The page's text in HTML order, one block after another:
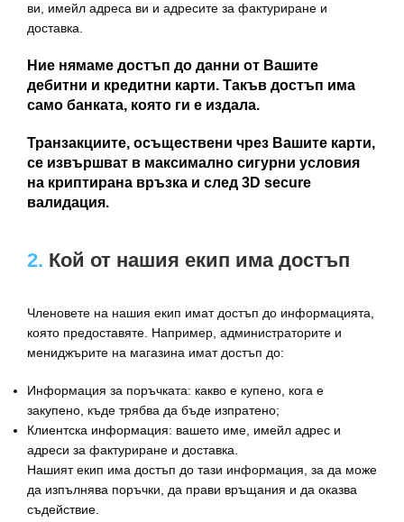
ви, имейл адреса ви и адресите за фактуриране и
доставка.
Ние нямаме достъп до данни от Вашите
дебитни и кредитни карти. Такъв достъп има
само банката, която ги е издала.
Транзакциите, осъществени чрез Вашите карти,
се извършват в максимално сигурни условия
на криптирана връзка и след 3D secure
валидация.
2. Кой от нашия екип има достъп
Членовете на нашия екип имат достъп до информацията,
която предоставяте. Например, администраторите и
мениджърите на магазина имат достъп до:
Информация за поръчката: какво е купено, кога е
закупено, къде трябва да бъде изпратено;
Клиентска информация: вашето име, имейл адрес и
адреси за фактуриране и доставка.
Нашият екип има достъп до тази информация, за да може
да изпълнява поръчки, да прави връщания и да оказва
съдействие.